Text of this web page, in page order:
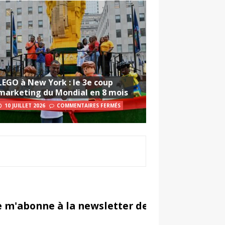
à New York : le 3e coup
du Mondial en 8 mois
10 JUILLET 2026 COMMENTAIRES FERMÉS
m'abonne à la newsletter de